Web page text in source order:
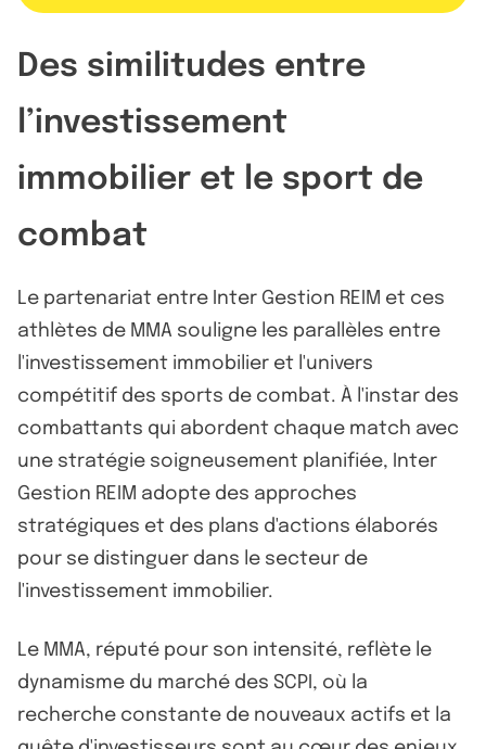
Des similitudes entre
l’investissement
immobilier et le sport de
combat
Le partenariat entre Inter Gestion REIM et ces
athlètes de MMA souligne les parallèles entre
l'investissement immobilier et l'univers
compétitif des sports de combat. À l'instar des
combattants qui abordent chaque match avec
une stratégie soigneusement planifiée, Inter
Gestion REIM adopte des approches
stratégiques et des plans d'actions élaborés
pour se distinguer dans le secteur de
l'investissement immobilier.
Le MMA, réputé pour son intensité, reflète le
dynamisme du marché des SCPI, où la
recherche constante de nouveaux actifs et la